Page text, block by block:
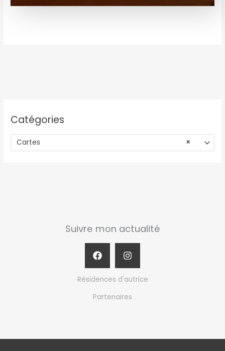
Catégories
×
Cartes
Suivre mon actualité
Résidences d'autrice
Partenaires